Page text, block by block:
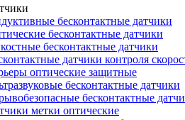
бесконтактные датчики
бесконтактные датчики
бесконтактные датчики
датчики контроля
оптические защитные
бесконтактные датчики
бесконтактные
метки оптические